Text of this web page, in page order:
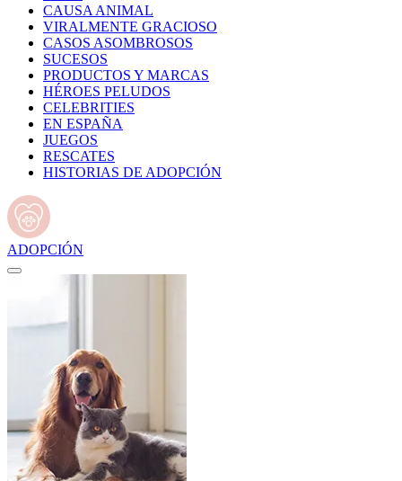
CAUSA ANIMAL
VIRALMENTE GRACIOSO
CASOS ASOMBROSOS
SUCESOS
PRODUCTOS Y MARCAS
HÉROES PELUDOS
CELEBRITIES
EN ESPAÑA
JUEGOS
RESCATES
HISTORIAS DE ADOPCIÓN
ADOPCIÓN